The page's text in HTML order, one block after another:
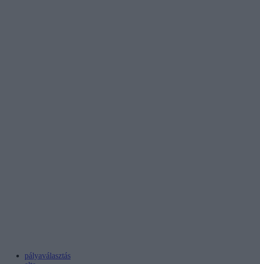
pályaválasztás